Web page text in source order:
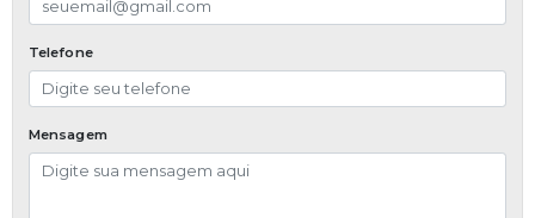
Telefone
Mensagem